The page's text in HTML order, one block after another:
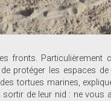
fronts. Particulièrement
de protéger les espaces
tortues marines,
de leur nid : ne vous